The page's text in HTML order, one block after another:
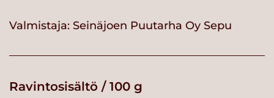
Valmistaja: Seinäjoen Puutarha Oy Sepu
Ravintosisältö / 100 g